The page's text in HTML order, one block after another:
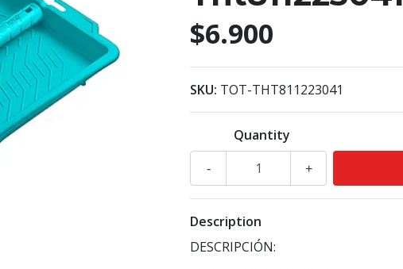
$6.900
SKU: TOT-THT811223041
Quantity
+
-
Description
DESCRIPCIÓN: